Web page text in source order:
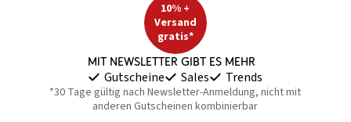
10% +
Versand
gratis*
Mit Newsletter gibt es mehr
Gutscheine Sales Trends
*30 Tage gültig nach Newsletter-Anmeldung, nicht mit
anderen Gutscheinen kombinierbar